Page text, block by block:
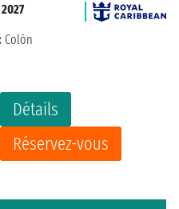
Détails
Réservez-vous
2027
Colón